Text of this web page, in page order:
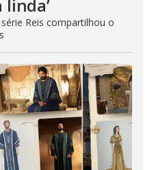
linda’
Reis compartilhou o